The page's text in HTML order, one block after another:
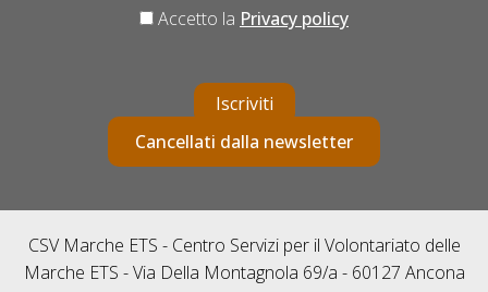
Accetto la Privacy policy
Iscriviti
Cancellati dalla newsletter
CSV Marche ETS - Centro Servizi per il Volontariato delle
Marche ETS - Via Della Montagnola 69/a - 60127 Ancona